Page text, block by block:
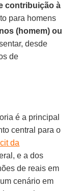
contribuição à
para homens
(homem) ou
desde
de
é a principal
central para o
da
e a dos
de reais em
cenário em